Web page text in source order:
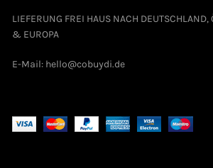
LIEFERUNG FREI HAUS NACH DEUTSCHLAND,
& EUROPA
E-Mail: hello@cobuydi.de